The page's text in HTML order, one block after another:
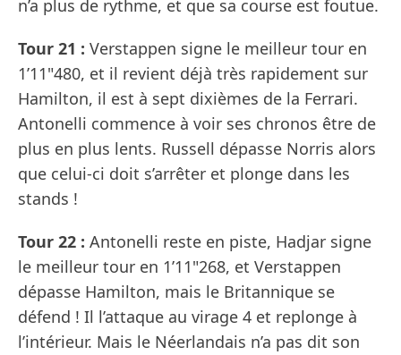
n’a plus de rythme, et que sa course est foutue.
Tour 21 : Verstappen signe le meilleur tour en
1’11"480, et il revient déjà très rapidement sur
Hamilton, il est à sept dixièmes de la Ferrari.
Antonelli commence à voir ses chronos être de
plus en plus lents. Russell dépasse Norris alors
que celui-ci doit s’arrêter et plonge dans les
stands !
Tour 22 : Antonelli reste en piste, Hadjar signe
le meilleur tour en 1’11"268, et Verstappen
dépasse Hamilton, mais le Britannique se
défend ! Il l’attaque au virage 4 et replonge à
l’intérieur. Mais le Néerlandais n’a pas dit son